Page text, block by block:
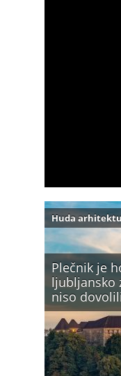
Plečnik je
ljubljansko
niso
Huda